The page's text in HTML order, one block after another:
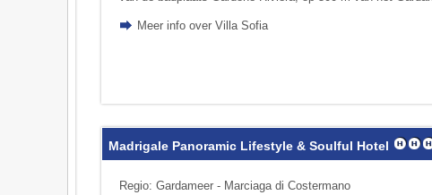
Meer info over Villa Sofia
Madrigale Panoramic Lifestyle & Soulful Hotel
Regio: Gardameer - Marciaga di Costermano